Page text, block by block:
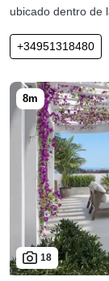
ubicado dentro de
+34951318480
18